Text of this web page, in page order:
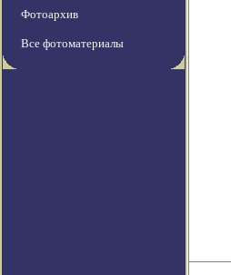
Фотоархив
Все фотоматериалы